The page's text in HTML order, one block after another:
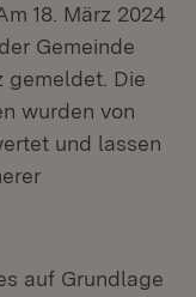
18. März 2024
Gemeinde
gemeldet. Die
wurden von
und lassen
auf Grundlage